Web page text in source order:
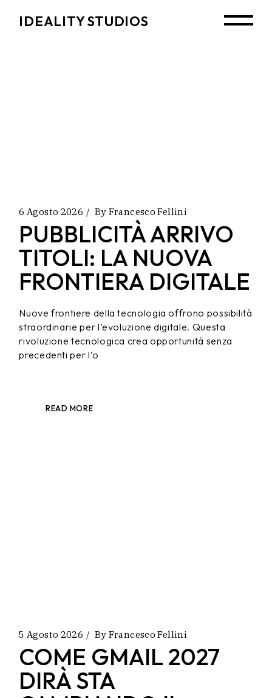
IDEALITY STUDIOS
6 Agosto 2026 By Francesco Fellini
PUBBLICITÀ ARRIVO
TITOLI: LA NUOVA
FRONTIERA DIGITALE
Nuove frontiere della tecnologia offrono possibilità
straordinarie per l’evoluzione digitale. Questa
rivoluzione tecnologica crea opportunità senza
precedenti per l’o
READ MORE
5 Agosto 2026 By Francesco Fellini
COME GMAIL 2027
DIRÀ STA